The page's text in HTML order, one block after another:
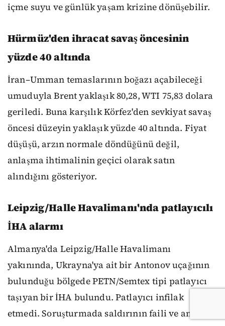
içme suyu ve günlük yaşam krizine dönüşebilir.
Hürmüz'den ihracat savaş öncesinin
yüzde 40 altında
İran–Umman temaslarının boğazı açabileceği
umuduyla Brent yaklaşık 80,28, WTI 75,83 dolara
geriledi. Buna karşılık Körfez'den sevkiyat savaş
öncesi düzeyin yaklaşık yüzde 40 altında. Fiyat
düşüşü, arzın normale döndüğünü değil,
anlaşma ihtimalinin geçici olarak satın
alındığını gösteriyor.
Leipzig/Halle Havalimanı'nda patlayıcılı
İHA alarmı
Almanya'da Leipzig/Halle Havalimanı
yakınında, Ukrayna'ya ait bir Antonov uçağının
bulunduğu bölgede PETN/Semtex tipi patlayıcı
taşıyan bir İHA bulundu. Patlayıcı infilak
etmedi. Soruşturmada saldırının faili ve amacı